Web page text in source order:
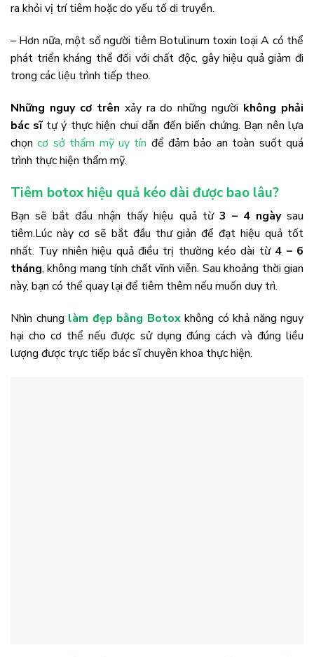
ra khỏi vị trí tiêm hoặc do yếu tố di truyền.
– Hơn nữa, một số người tiêm Botulinum toxin loại A có thể
phát triển kháng thể đối với chất độc, gây hiệu quả giảm đi
trong các liệu trình tiếp theo.
Những nguy cơ trên xảy ra do những người không phải
bác sĩtự ý thực hiện chui dẫn đến biến chứng. Bạn nên lựa
chọncơ sở thẩm mỹ uy tín để đảm bảo an toàn suốt quá
trình thực hiện thẩm mỹ.
Tiêm botox hiệu quả kéo dài được bao lâu?
Bạn sẽ bắt đầu nhận thấy hiệu quả từ 3 – 4 ngàysau
tiêm.Lúc này cơ sẽ bắt đầu thư giản để đạt hiệu quả tốt
nhất. Tuy nhiên hiệu quả điều trị thường kéo dài từ 4 – 6
tháng, không mang tính chất vĩnh viễn. Sau khoảng thời gian
này, bạn có thể quay lại để tiêm thêm nếu muốn duy trì.
Nhìn chung làm đẹp bằng Botoxkhông có khả năng nguy
hại cho cơ thể nếu được sử dụng đúng cách và đúng liều
lượng được trực tiếp bác sĩ chuyên khoa thực hiện.